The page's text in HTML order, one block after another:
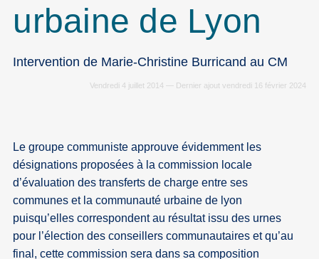
urbaine de Lyon
Intervention de Marie-Christine Burricand au CM
Vendredi 4 juillet 2014 — Dernier ajout vendredi 16 février 2024
Le groupe communiste approuve évidemment les
désignations proposées à la commission locale
d’évaluation des transferts de charge entre ses
communes et la communauté urbaine de lyon
puisqu’elles correspondent au résultat issu des urnes
pour l’élection des conseillers communautaires et qu’au
final, cette commission sera dans sa composition